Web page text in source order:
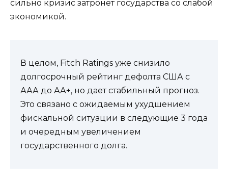
сильно кризис затронет государства со слабой
экономикой.
В целом, Fitch Ratings уже снизило
долгосрочный рейтинг дефолта США с
ААА до АА+, но дает стабильный прогноз.
Это связано с ожидаемым ухудшением
фискальной ситуации в следующие 3 года
и очередным увеличением
государственного долга.